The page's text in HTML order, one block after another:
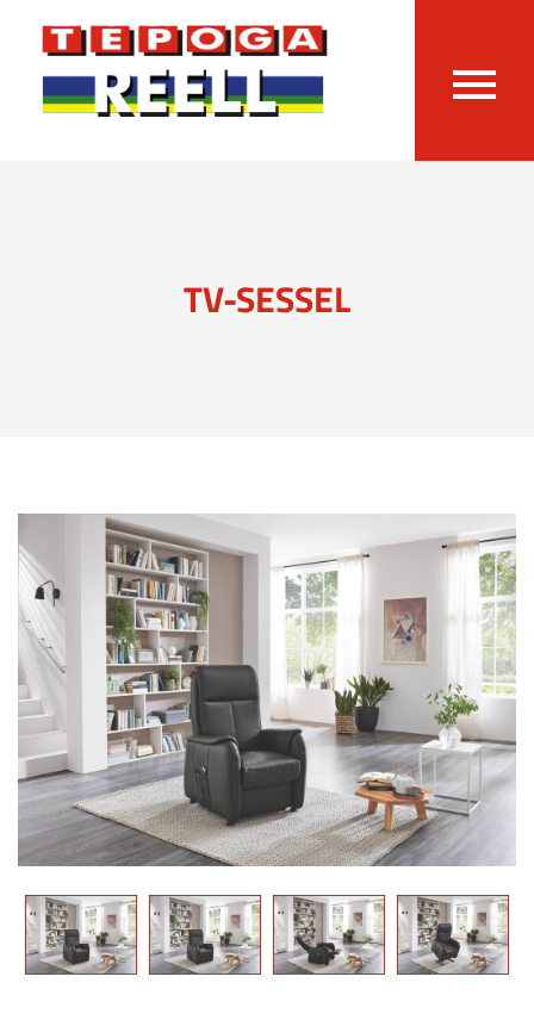
TV-SESSEL